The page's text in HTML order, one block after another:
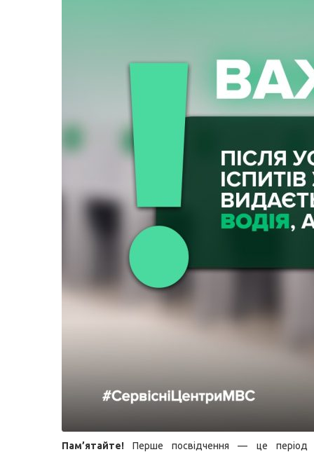
Пам’ятайте!Перше посвідчення — це період